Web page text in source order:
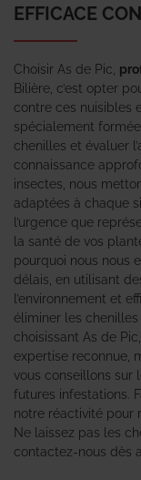
EFFICACE
Choisir As de Pic,
Bilière, c’est opter
contre ces nuisibles
spécialement
chenilles et évaluer
connaissance
insectes, nous
adaptées à chaque
l’urgence que
la santé de vos
pourquoi nous nous
délais, en utilisant
l’environnement et
éliminer les
choisissant As de
expertise reconnue,
vous conseillons sur
futures infestations.
notre réactivité pour
Ne laissez pas les
contactez-nous dès